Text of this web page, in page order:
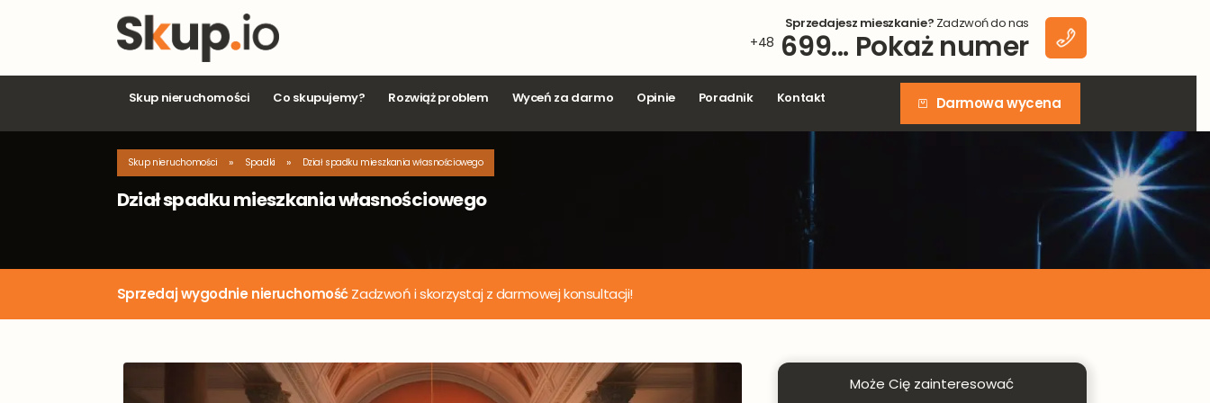
Sprzedajesz mieszkanie? Zadzwoń do nas
+48 699... Pokaż numer
Skup nieruchomości Co skupujemy? Rozwiąż problem Wyceń za darmo Opinie Poradnik Kontakt Darmowa wycena
Skup nieruchomości » Spadki » Dział spadku mieszkania własnościowego
Dział spadku mieszkania własnościowego
Sprzedaj wygodnie nieruchomośćZadzwoń i skorzystaj z darmowej konsultacji!
Może Cię zainteresować
Wyceń nieruchomość online
Zobacz ile możesz zyskać, sprzedając wygodnie i bezpośrednio do
Zajmie Ci to maks 30 sekund.
Miasto Ulica i numer